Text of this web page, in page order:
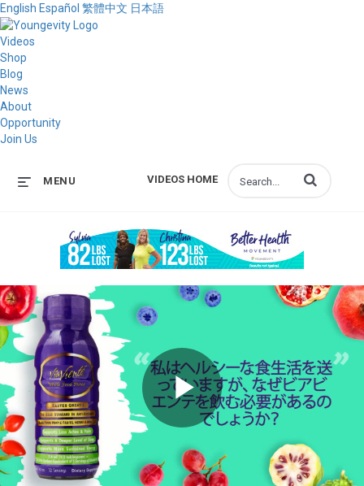
English Español 繁體中文 日本語
Videos
Shop
Blog
News
About
Opportunity
Join Us
VIDEOS HOME
MENU Enter terms to
Play